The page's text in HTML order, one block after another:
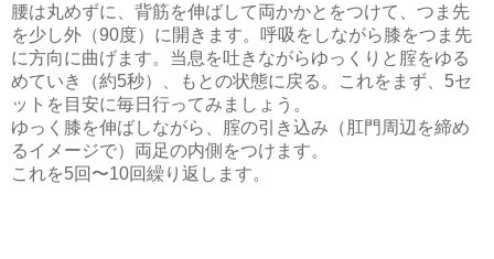
腰は丸めずに、背筋を伸ばして両かかとをつけて、つま先
を少し外（90度）に開きます。呼吸をしながら膝をつま先
に方向に曲げます。当息を吐きながらゆっくりと腟をゆる
めていき（約5秒）、もとの状態に戻る。これをまず、5セ
ットを目安に毎日行ってみましょう。
ゆっく膝を伸ばしながら、腟の引き込み（肛門周辺を締め
るイメージで）両足の内側をつけます。
これを5回〜10回繰り返します。